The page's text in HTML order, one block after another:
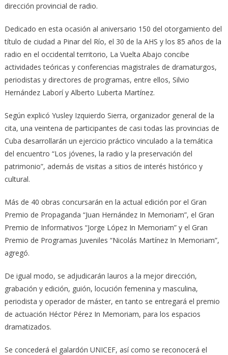
dirección provincial de radio.
Dedicado en esta ocasión al aniversario 150 del otorgamiento del
título de ciudad a Pinar del Río, el 30 de la AHS y los 85 años de la
radio en el occidental territorio, La Vuelta Abajo concibe
actividades teóricas y conferencias magistrales de dramaturgos,
periodistas y directores de programas, entre ellos, Silvio
Hernández Laborí y Alberto Luberta Martínez.
Según explicó Yusley Izquierdo Sierra, organizador general de la
cita, una veintena de participantes de casi todas las provincias de
Cuba desarrollarán un ejercicio práctico vinculado a la temática
del encuentro “Los jóvenes, la radio y la preservación del
patrimonio”, además de visitas a sitios de interés histórico y
cultural.
Más de 40 obras concursarán en la actual edición por el Gran
Premio de Propaganda “Juan Hernández In Memoriam”, el Gran
Premio de Informativos “Jorge López In Memoriam” y el Gran
Premio de Programas Juveniles “Nicolás Martínez In Memoriam”,
agregó.
De igual modo, se adjudicarán lauros a la mejor dirección,
grabación y edición, guión, locución femenina y masculina,
periodista y operador de máster, en tanto se entregará el premio
de actuación Héctor Pérez In Memoriam, para los espacios
dramatizados.
Se concederá el galardón UNICEF, así como se reconocerá el